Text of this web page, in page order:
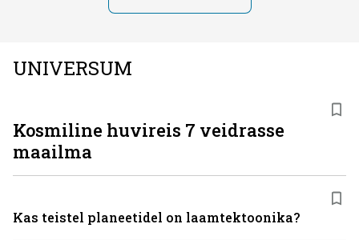
UNIVERSUM
Kosmiline huvireis 7 veidrasse
maailma
Kas teistel planeetidel on laamtektoonika?